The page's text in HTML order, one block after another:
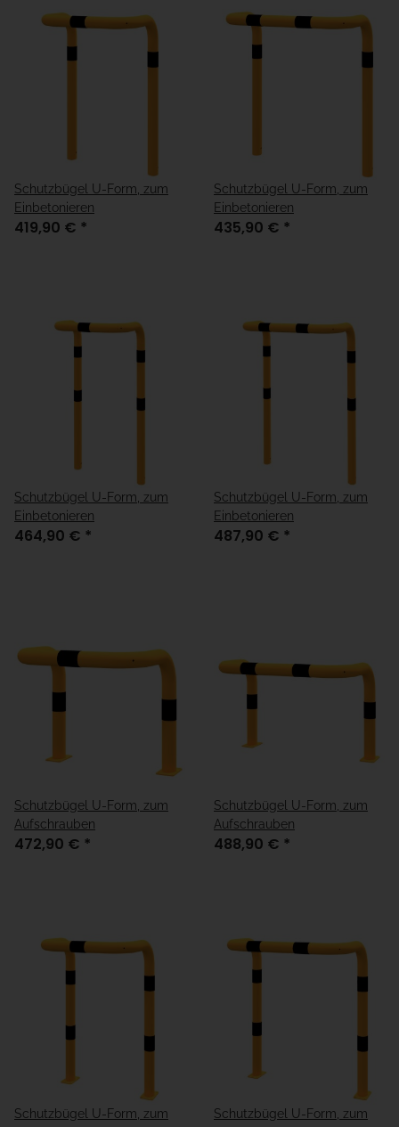
Schutzbügel U-Form, zum
Einbetonieren
419,90 € *
Schutzbügel U-Form, zum
Einbetonieren
435,90 € *
Schutzbügel U-Form, zum
Einbetonieren
464,90 € *
Schutzbügel U-Form, zum
Einbetonieren
487,90 € *
Schutzbügel U-Form, zum
Aufschrauben
472,90 € *
Schutzbügel U-Form, zum
Aufschrauben
488,90 € *
Schutzbügel U-Form, zum
Schutzbügel U-Form, zum